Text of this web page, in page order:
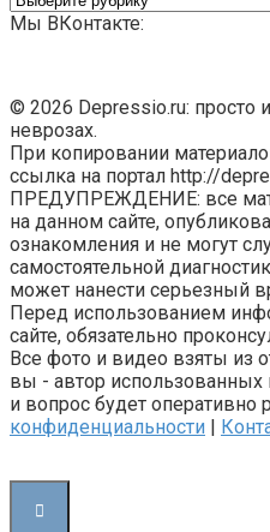
Мы ВКонтакте:
© 2026 Depressio.ru: просто
неврозах.
При копировании
ссылка на портал http://
ПРЕДУПРЕЖДЕНИЕ: все
на данном сайте,
ознакомления и не могут
самостоятельной
может нанести серьезный
Перед использованием
сайте, обязательно
Все фото и видео взяты из
вы - автор использованных
и вопрос будет оперативно
конфиденциальности |